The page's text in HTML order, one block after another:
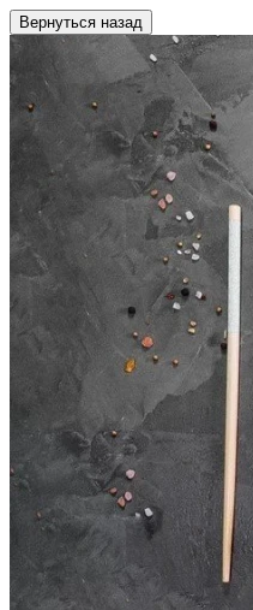
Вернуться назад